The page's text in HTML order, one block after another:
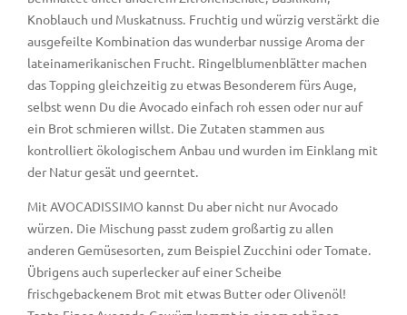
Knoblauch und Muskatnuss. Fruchtig und würzig verstärkt die
ausgefeilte Kombination das wunderbar nussige Aroma der
lateinamerikanischen Frucht. Ringelblumenblätter machen
das Topping gleichzeitig zu etwas Besonderem fürs Auge,
selbst wenn Du die Avocado einfach roh essen oder nur auf
ein Brot schmieren willst. Die Zutaten stammen aus
kontrolliert ökologischem Anbau und wurden im Einklang mit
der Natur gesät und geerntet.
Mit AVOCADISSIMO kannst Du aber nicht nur Avocado
würzen. Die Mischung passt zudem großartig zu allen
anderen Gemüsesorten, zum Beispiel Zucchini oder Tomate.
Übrigens auch superlecker auf einer Scheibe
frischgebackenem Brot mit etwas Butter oder Olivenöl!